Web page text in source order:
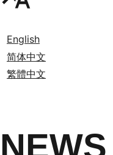
English
简体中文
繁體中文
NEWS